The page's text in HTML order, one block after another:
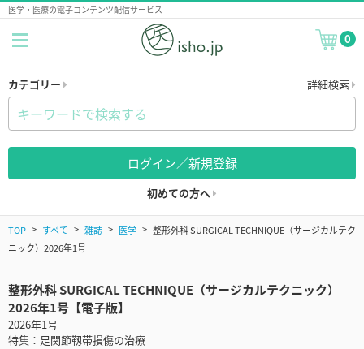
医学・医療の電子コンテンツ配信サービス
0
カテゴリー 詳細検索
ログイン／新規登録
初めての方へ
TOP すべて 雑誌 医学
整形外科 SURGICAL TECHNIQUE（サージカルテク
ニック）2026年1号
整形外科 SURGICAL TECHNIQUE（サージカルテクニック）
2026年1号【電子版】
2026年1号
特集：足関節靱帯損傷の治療